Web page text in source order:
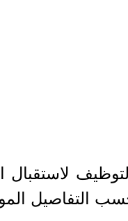
لاستقبال
التفاصيل